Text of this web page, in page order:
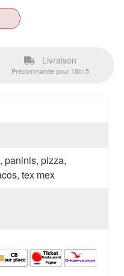
Livraison
Précommande pour 18h15
paninis, pizza,
tex mex